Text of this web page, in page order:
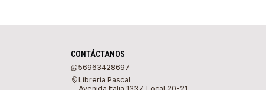
CONTÁCTANOS
56963428697
Libreria Pascal